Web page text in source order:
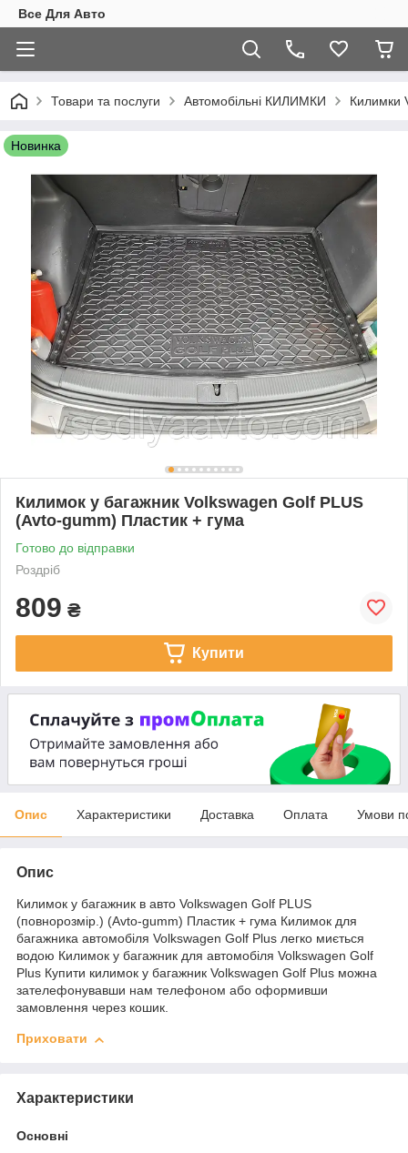
Все Для Авто
Товари та послуги Автомобільні КИЛИМКИ Килимки
Новинка
Килимок у багажник Volkswagen Golf PLUS
(Avto-gumm) Пластик + гума
Готово до відправки
Роздріб
809 ₴
Купити
Опис Характеристики Доставка Оплата Умови
Опис
Килимок у багажник в авто Volkswagen Golf PLUS
(повнорозмір.) (Avto-gumm) Пластик + гума Килимок для
багажника автомобіля Volkswagen Golf Plus легко миється
водою Килимок у багажник для автомобіля Volkswagen Golf
Plus Купити килимок у багажник Volkswagen Golf Plus можна
зателефонувавши нам телефоном або оформивши
замовлення через кошик.
Приховати
Характеристики
Основні